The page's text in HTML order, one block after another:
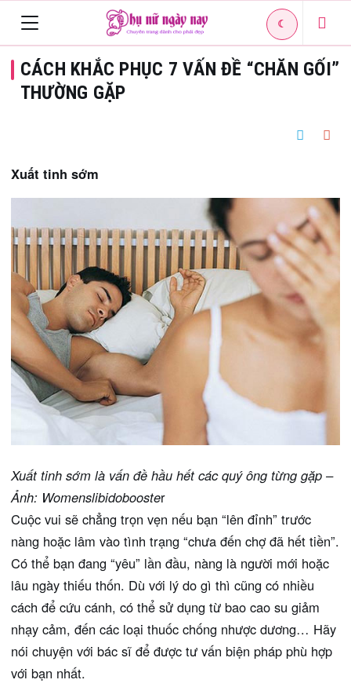
navigation
☾
CÁCH KHẮC PHỤC 7 VẤN ĐỀ “CHĂN GỐI”
THƯỜNG GẶP
Xuất tinh sớm
Xuất tinh sớm là vấn đề hầu hết các quý ông từng gặp –
Ảnh: Womenslibidobooster
Cuộc vui sẽ chẳng trọn vẹn nếu bạn “lên đỉnh” trước
nàng hoặc lâm vào tình trạng “chưa đến chợ đã hết tiền”.
Có thể bạn đang “yêu” lần đầu, nàng là người mới hoặc
lâu ngày thiếu thốn. Dù với lý do gì thì cũng có nhiều
cách để cứu cánh, có thể sử dụng từ bao cao su giảm
nhạy cảm, đến các loại thuốc chống nhược dương… Hãy
nói chuyện với bác sĩ để được tư vấn biện pháp phù hợp
với bạn nhất.